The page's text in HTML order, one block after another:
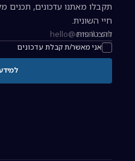
תקבלו מאתנו עדכונים, תכנים
חיי השונית.
כתובת אימייל להרשמה
אני מאשר/ת קבלת עדכונים
להצטרפות